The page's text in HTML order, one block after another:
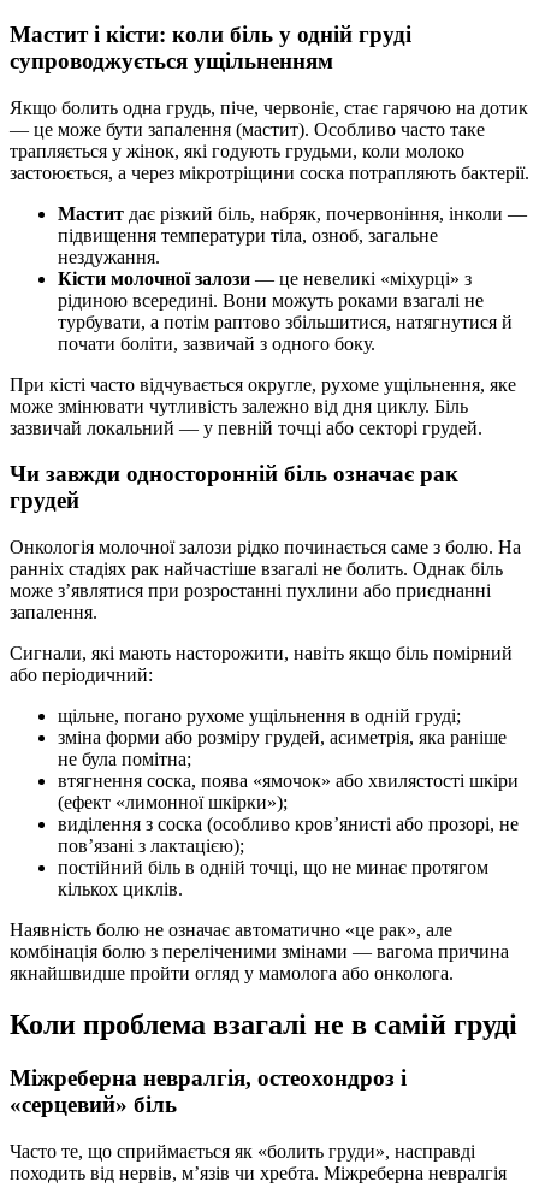
Мастит і кісти: коли біль у одній груді
супроводжується ущільненням
Якщо болить одна грудь, піче, червоніє, стає гарячою на дотик
— це може бути запалення (мастит). Особливо часто таке
трапляється у жінок, які годують грудьми, коли молоко
застоюється, а через мікротріщини соска потрапляють бактерії.
Мастит дає різкий біль, набряк, почервоніння, інколи —
підвищення температури тіла, озноб, загальне
нездужання.
Кісти молочної залози — це невеликі «міхурці» з
рідиною всередині. Вони можуть роками взагалі не
турбувати, а потім раптово збільшитися, натягнутися й
почати боліти, зазвичай з одного боку.
При кісті часто відчувається округле, рухоме ущільнення, яке
може змінювати чутливість залежно від дня циклу. Біль
зазвичай локальний — у певній точці або секторі грудей.
Чи завжди односторонній біль означає рак
грудей
Онкологія молочної залози рідко починається саме з болю. На
ранніх стадіях рак найчастіше взагалі не болить. Однак біль
може з’являтися при розростанні пухлини або приєднанні
запалення.
Сигнали, які мають насторожити, навіть якщо біль помірний
або періодичний:
щільне, погано рухоме ущільнення в одній груді;
зміна форми або розміру грудей, асиметрія, яка раніше
не була помітна;
втягнення соска, поява «ямочок» або хвилястості шкіри
(ефект «лимонної шкірки»);
виділення з соска (особливо кров’янисті або прозорі, не
пов’язані з лактацією);
постійний біль в одній точці, що не минає протягом
кількох циклів.
Наявність болю не означає автоматично «це рак», але
комбінація болю з переліченими змінами — вагома причина
якнайшвидше пройти огляд у мамолога або онколога.
Коли проблема взагалі не в самій груді
Міжреберна невралгія, остеохондроз і
«серцевий» біль
Часто те, що сприймається як «болить груди», насправді
походить від нервів, м’язів чи хребта. Міжреберна невралгія